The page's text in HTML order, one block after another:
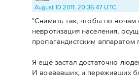
August 10 2011, 20:36:47 UTC
"Снимать так, чтобы по ночам
невротизация населения,
пропагандистским аппаратом
Я ещё застал достаточно
И воевавших, и переживших